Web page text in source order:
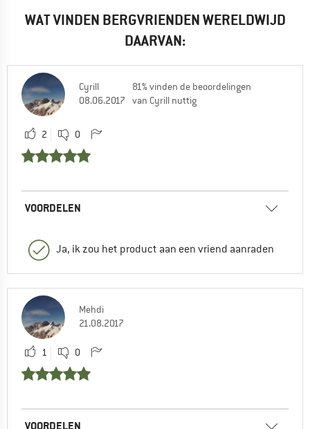
WAT VINDEN BERGVRIENDEN WERELDWIJD
DAARVAN:
Cyrill
08.06.2017
81% vinden de beoordelingen
van Cyrill nuttig
2 0
VOORDELEN
Ja, ik zou het product aan een vriend aanraden
Mehdi
21.08.2017
1 0
VOORDELEN